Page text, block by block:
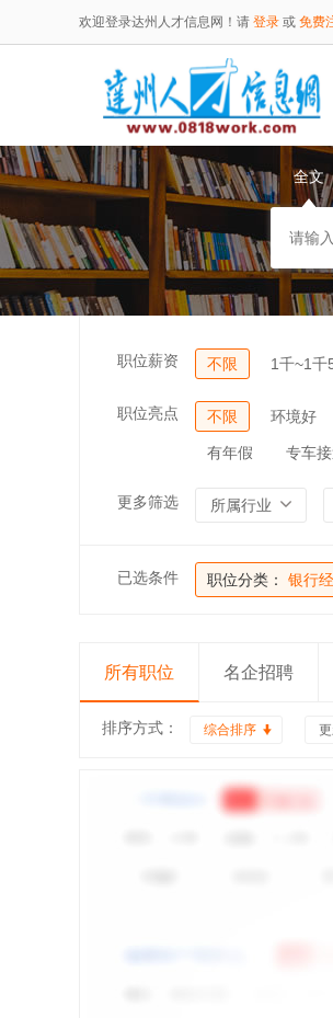
欢迎登录达州人才信息网！请 登录 或 免费
全文
职位薪资 不限 1千~1千
职位亮点 不限 环境好
有年假 专车
更多筛选 所属行业
已选条件 职位分类： 银行
所有职位 名企招聘
排序方式： 综合排序